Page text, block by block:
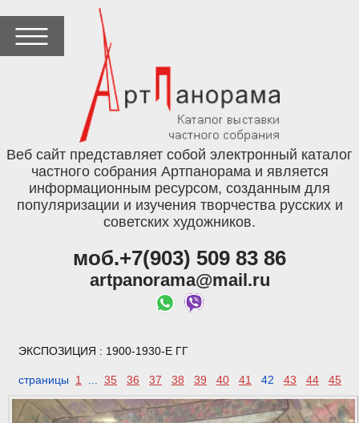
Веб сайт представляет собой электронный каталог
частного собрания Артпанорама и является
информационным ресурсом, созданным для
популяризации и изучения творчества русских и
советских художников.
моб.+7(903) 509 83 86
artpanorama@mail.ru
ЭКСПОЗИЦИЯ : 1900-1930-Е ГГ
страницы 1 ... 35 36 37 38 39 40 41 42 43 44 45